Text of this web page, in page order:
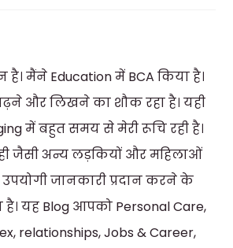
है। मैंने Education में BCA किया है।
और लिखने का शौक रहा है। यही
में बहुत समय से मेरी रूचि रही है।
जैसी अन्य लड़कियों और महिलाओं
जानकारी प्रदान करने के
है। यह Blog आपको Personal Care,
relationships, Jobs & Career,